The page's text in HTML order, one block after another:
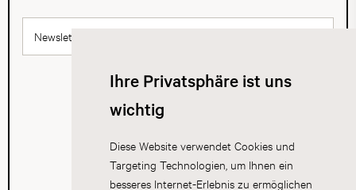
Ihre Privatsphäre ist uns
wichtig
Diese Website verwendet Cookies und
Targeting Technologien, um Ihnen ein
besseres Internet-Erlebnis zu ermöglichen
Newsletter abonnieren